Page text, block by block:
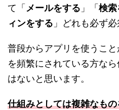
て「 メールをする 」「 検索
ィンをする 」どれも必ず
普段からアプリを使うこ
を頻繁にされている方な
はないと思います。
仕組みとしては複雑なも